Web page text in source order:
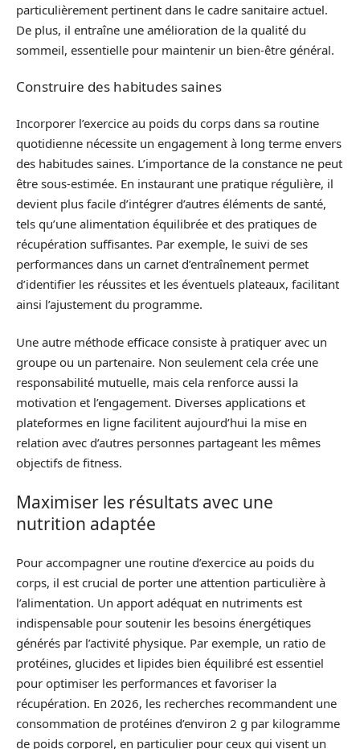
particulièrement pertinent dans le cadre sanitaire actuel.
De plus, il entraîne une amélioration de la qualité du
sommeil, essentielle pour maintenir un bien-être général.
Construire des habitudes saines
Incorporer l’exercice au poids du corps dans sa routine
quotidienne nécessite un engagement à long terme envers
des habitudes saines. L’importance de la constance ne peut
être sous-estimée. En instaurant une pratique régulière, il
devient plus facile d’intégrer d’autres éléments de santé,
tels qu’une alimentation équilibrée et des pratiques de
récupération suffisantes. Par exemple, le suivi de ses
performances dans un carnet d’entraînement permet
d’identifier les réussites et les éventuels plateaux, facilitant
ainsi l’ajustement du programme.
Une autre méthode efficace consiste à pratiquer avec un
groupe ou un partenaire. Non seulement cela crée une
responsabilité mutuelle, mais cela renforce aussi la
motivation et l’engagement. Diverses applications et
plateformes en ligne facilitent aujourd’hui la mise en
relation avec d’autres personnes partageant les mêmes
objectifs de fitness.
Maximiser les résultats avec une
nutrition adaptée
Pour accompagner une routine d’exercice au poids du
corps, il est crucial de porter une attention particulière à
l’alimentation. Un apport adéquat en nutriments est
indispensable pour soutenir les besoins énergétiques
générés par l’activité physique. Par exemple, un ratio de
protéines, glucides et lipides bien équilibré est essentiel
pour optimiser les performances et favoriser la
récupération. En 2026, les recherches recommandent une
consommation de protéines d’environ 2 g par kilogramme
de poids corporel, en particulier pour ceux qui visent un